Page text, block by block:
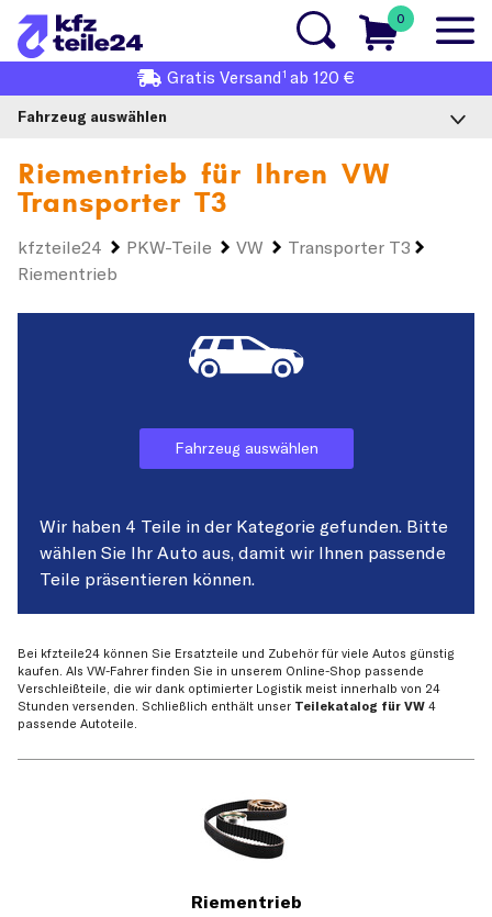
0
Gratis Versand1 ab 120 €
Fahrzeug auswählen
Riementrieb für Ihren VW
Transporter T3
kfzteile24 PKW-Teile VW
Transporter T3
Riementrieb
Fahrzeug auswählen
Wir haben 4 Teile in der Kategorie gefunden. Bitte
wählen Sie Ihr Auto aus, damit wir Ihnen passende
Teile präsentieren können.
Bei kfzteile24 können Sie Ersatzteile und Zubehör für viele Autos günstig
kaufen. Als VW-Fahrer finden Sie in unserem Online-Shop passende
Verschleißteile, die wir dank optimierter Logistik meist innerhalb von 24
Stunden versenden. Schließlich enthält unser Teilekatalog für VW 4
passende Autoteile.
Riementrieb